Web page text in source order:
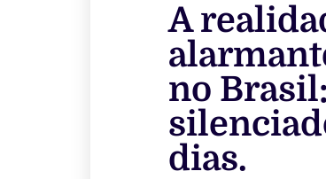
A
no
dias.